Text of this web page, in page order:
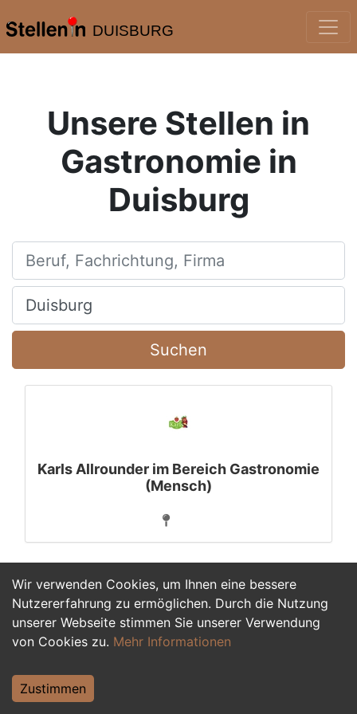
DUISBURG
Wir verwenden Cookies, um Ihnen eine bessere
Nutzererfahrung zu ermöglichen. Durch die Nutzung
unserer Webseite stimmen Sie unserer Verwendung
von Cookies zu. Mehr Informationen
Zustimmen
Unsere Stellen in
Gastronomie in
Duisburg
Beruf, Fachrichtung, Firma
Ort, Stadt
Suchen
Karls Allrounder im Bereich Gastronomie
(Mensch)
1